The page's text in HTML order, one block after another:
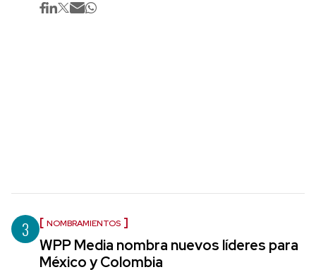
3 NOMBRAMIENTOS
WPP Media nombra nuevos líderes para
México y Colombia